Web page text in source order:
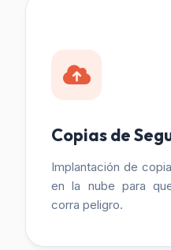
Copias de
Implantación de
en la nube para
corra peligro.